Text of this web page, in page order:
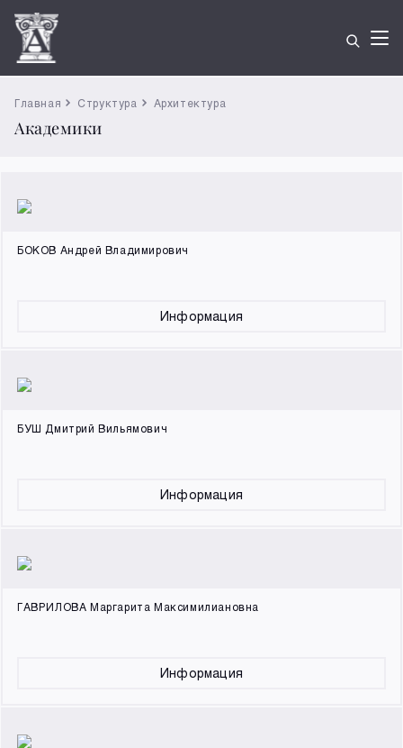
Главная Структура Архитектура
Академики
БОКОВ Андрей Владимирович
Информация
БУШ Дмитрий Вильямович
Информация
ГАВРИЛОВА Маргарита Максимилиановна
Информация